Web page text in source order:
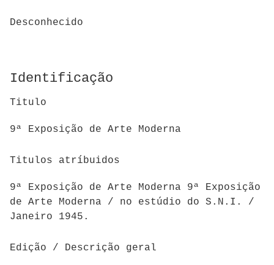
Desconhecido
Identificação
Titulo
9ª Exposição de Arte Moderna
Titulos atríbuidos
9ª Exposição de Arte Moderna 9ª Exposição
de Arte Moderna / no estúdio do S.N.I. /
Janeiro 1945.
Edição / Descrição geral